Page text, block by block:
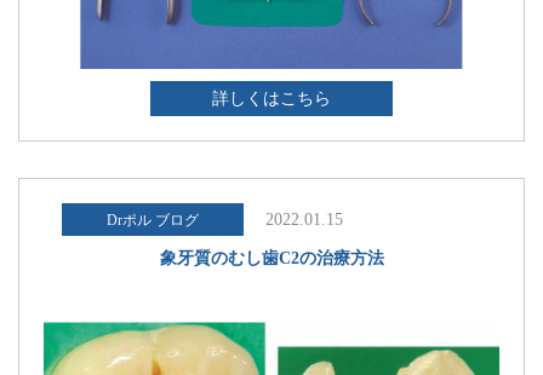
詳しくはこちら
Drポル ブログ 2022.01.15
象牙質のむし歯C2の治療方法